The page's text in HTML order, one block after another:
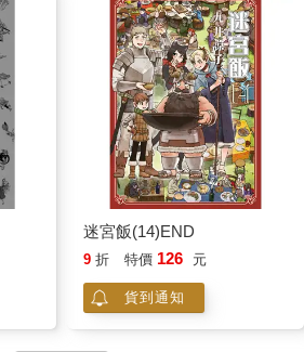
迷宮飯(14)END
9 折 特價 126 元
貨到通知